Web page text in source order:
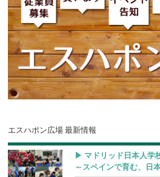
エスハポン広場 最新情報
▶︎ マドリッド日本人学
～スペインで育む、日